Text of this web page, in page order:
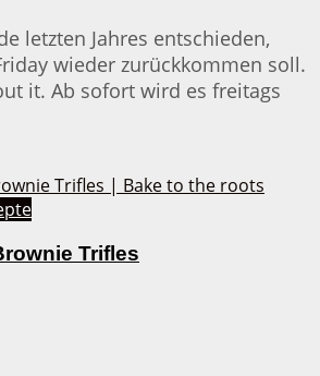
letzten Jahres entschieden,
wieder zurückkommen soll.
it. Ab sofort wird es freitags
Trifles